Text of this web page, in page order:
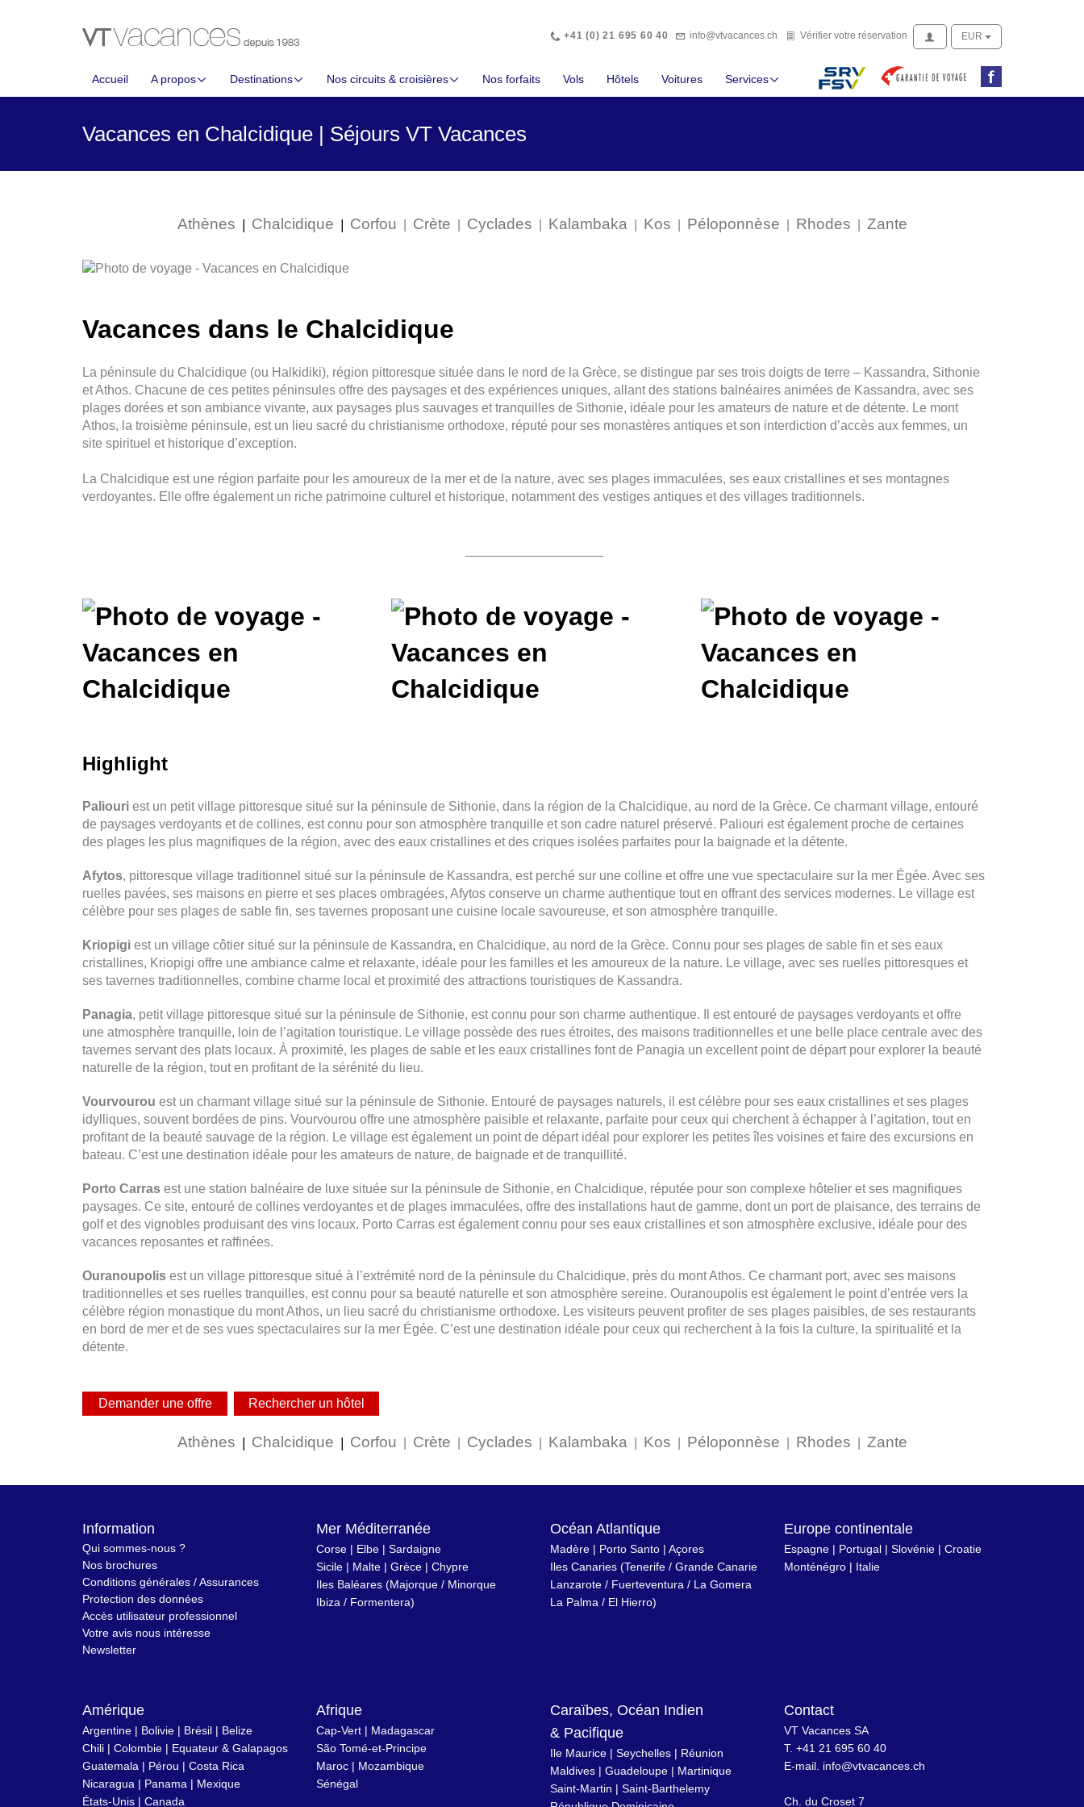
Téléphone
+41 (0) 21 695 60 40 Abonnez-vous à la newsletter
info@vtvacances.ch Vérifier votre réservation
Vérifier votre réservation Se connecter
EUR
Accueil A propos Destinations Nos circuits & croisières Nos forfaits Vols Hôtels Voitures Services
Vacances en Chalcidique | Séjours VT Vacances
Athènes Chalcidique Corfou Crète Cyclades Kalambaka Kos Péloponnèse Rhodes Zante
Vacances dans le Chalcidique
La péninsule du Chalcidique (ou Halkidiki), région pittoresque située dans le nord de la Grèce, se distingue par ses trois doigts de terre – Kassandra, Sithonie
et Athos. Chacune de ces petites péninsules offre des paysages et des expériences uniques, allant des stations balnéaires animées de Kassandra, avec ses
plages dorées et son ambiance vivante, aux paysages plus sauvages et tranquilles de Sithonie, idéale pour les amateurs de nature et de détente. Le mont
Athos, la troisième péninsule, est un lieu sacré du christianisme orthodoxe, réputé pour ses monastères antiques et son interdiction d’accès aux femmes, un
site spirituel et historique d’exception.
La Chalcidique est une région parfaite pour les amoureux de la mer et de la nature, avec ses plages immaculées, ses eaux cristallines et ses montagnes
verdoyantes. Elle offre également un riche patrimoine culturel et historique, notamment des vestiges antiques et des villages traditionnels.
Highlight
Paliouri est un petit village pittoresque situé sur la péninsule de Sithonie, dans la région de la Chalcidique, au nord de la Grèce. Ce charmant village, entouré
de paysages verdoyants et de collines, est connu pour son atmosphère tranquille et son cadre naturel préservé. Paliouri est également proche de certaines
des plages les plus magnifiques de la région, avec des eaux cristallines et des criques isolées parfaites pour la baignade et la détente.
Afytos, pittoresque village traditionnel situé sur la péninsule de Kassandra, est perché sur une colline et offre une vue spectaculaire sur la mer Égée. Avec ses
ruelles pavées, ses maisons en pierre et ses places ombragées, Afytos conserve un charme authentique tout en offrant des services modernes. Le village est
célèbre pour ses plages de sable fin, ses tavernes proposant une cuisine locale savoureuse, et son atmosphère tranquille.
Kriopigi est un village côtier situé sur la péninsule de Kassandra, en Chalcidique, au nord de la Grèce. Connu pour ses plages de sable fin et ses eaux
cristallines, Kriopigi offre une ambiance calme et relaxante, idéale pour les familles et les amoureux de la nature. Le village, avec ses ruelles pittoresques et
ses tavernes traditionnelles, combine charme local et proximité des attractions touristiques de Kassandra.
Panagia, petit village pittoresque situé sur la péninsule de Sithonie, est connu pour son charme authentique. Il est entouré de paysages verdoyants et offre
une atmosphère tranquille, loin de l’agitation touristique. Le village possède des rues étroites, des maisons traditionnelles et une belle place centrale avec des
tavernes servant des plats locaux. À proximité, les plages de sable et les eaux cristallines font de Panagia un excellent point de départ pour explorer la beauté
naturelle de la région, tout en profitant de la sérénité du lieu.
Vourvourou est un charmant village situé sur la péninsule de Sithonie. Entouré de paysages naturels, il est célèbre pour ses eaux cristallines et ses plages
idylliques, souvent bordées de pins. Vourvourou offre une atmosphère paisible et relaxante, parfaite pour ceux qui cherchent à échapper à l’agitation, tout en
profitant de la beauté sauvage de la région. Le village est également un point de départ idéal pour explorer les petites îles voisines et faire des excursions en
bateau. C’est une destination idéale pour les amateurs de nature, de baignade et de tranquillité.
Porto Carras est une station balnéaire de luxe située sur la péninsule de Sithonie, en Chalcidique, réputée pour son complexe hôtelier et ses magnifiques
paysages. Ce site, entouré de collines verdoyantes et de plages immaculées, offre des installations haut de gamme, dont un port de plaisance, des terrains de
golf et des vignobles produisant des vins locaux. Porto Carras est également connu pour ses eaux cristallines et son atmosphère exclusive, idéale pour des
vacances reposantes et raffinées.
Ouranoupolis est un village pittoresque situé à l’extrémité nord de la péninsule du Chalcidique, près du mont Athos. Ce charmant port, avec ses maisons
traditionnelles et ses ruelles tranquilles, est connu pour sa beauté naturelle et son atmosphère sereine. Ouranoupolis est également le point d’entrée vers la
célèbre région monastique du mont Athos, un lieu sacré du christianisme orthodoxe. Les visiteurs peuvent profiter de ses plages paisibles, de ses restaurants
en bord de mer et de ses vues spectaculaires sur la mer Égée. C’est une destination idéale pour ceux qui recherchent à la fois la culture, la spiritualité et la
détente.
Athènes Chalcidique Corfou Crète Cyclades Kalambaka Kos Péloponnèse Rhodes Zante
Information
Qui sommes-nous ?
Nos brochures
Conditions générales / Assurances
Protection des données
Accès utilisateur professionnel
Votre avis nous intéresse
Newsletter
Mer Méditerranée
Corse | Elbe | Sardaigne
Sicile | Malte | Grèce | Chypre
Iles Baléares (Majorque / Minorque
Ibiza / Formentera)
Océan Atlantique
Madère | Porto Santo | Açores
Iles Canaries (Tenerife / Grande Canarie
Lanzarote / Fuerteventura / La Gomera
La Palma / El Hierro)
Europe continentale
Espagne | Portugal | Slovénie | Croatie
Monténégro | Italie
Amérique
Argentine | Bolivie | Brésil | Belize
Chili | Colombie | Equateur & Galapagos
Guatemala | Pérou | Costa Rica
Nicaragua | Panama | Mexique
États-Unis | Canada
Afrique
Cap-Vert | Madagascar
São Tomé-et-Principe
Maroc | Mozambique
Sénégal
Caraïbes, Océan Indien
& Pacifique
Ile Maurice | Seychelles | Réunion
Maldives | Guadeloupe | Martinique
Saint-Martin | Saint-Barthelemy
Contact
VT Vacances SA
T. +41 21 695 60 40
E-mail. info@vtvacances.ch
Ch. du Croset 7